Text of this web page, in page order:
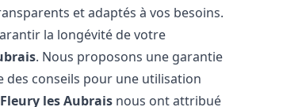
et adaptés à vos besoins.
la longévité de votre
. Nous proposons une garantie
des conseils pour une utilisation
Fleury les Aubrais nous ont attribué